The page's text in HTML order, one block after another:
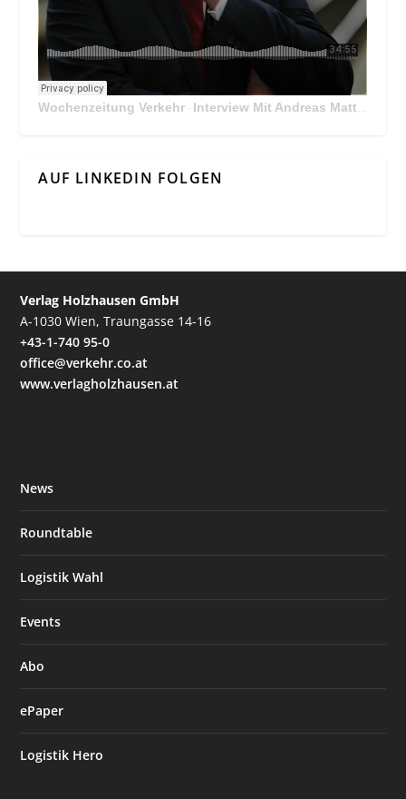
Wochenzeitung Verkehr · Interview Mit Andreas Matthä, CEO der ÖBB Holding
AUF LINKEDIN FOLGEN
Verlag Holzhausen GmbH
A-1030 Wien, Traungasse 14-16
+43-1-740 95-0
office@verkehr.co.at
www.verlagholzhausen.at
News
Roundtable
Logistik Wahl
Events
Abo
ePaper
Logistik Hero